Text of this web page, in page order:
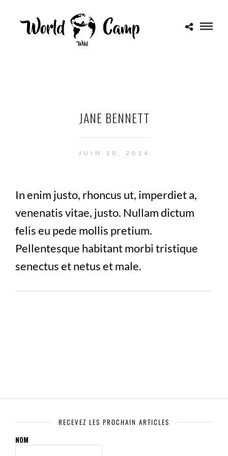
JANE BENNETT
JUIN 10, 2014
In enim justo, rhoncus ut, imperdiet a,
venenatis vitae, justo. Nullam dictum
felis eu pede mollis pretium.
Pellentesque habitant morbi tristique
senectus et netus et male.
RECEVEZ LES PROCHAIN ARTICLES
NOM